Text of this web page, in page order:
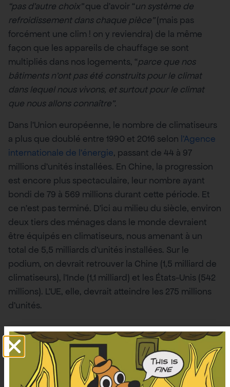
“pas d’autre choix”que d’avoir “un système de
refroidissement dans chaque pièce”(mais pas
forcément une clim ! on y reviendra) de la même
façon que les appareils de chauffage se sont
multipliés dans nos logements, “parce que nos
bâtiments n’ont pas été construits pour le climat
dans lequel nous vivons, et surtout pour le climat
que nous allons connaître”.
Dans l’Union européenne, le nombre de climatiseurs
a plus que doublé entre 1990 et 2016 selon l’Agence
internationale de l’énergie, passant de 44 à 97
millions d’unités installées. En Chine, la progression
est encore plus spectaculaire, leur nombre ayant
bondi de 79 à 569 millions durant cette période. Et
ce n’est pas terminé. D’ici au milieu du siècle, environ
deux tiers des ménages dans le monde devraient
être équipés en climatiseurs, nous amenant à un
total de 5,5 milliards d’unités installées. Sur le
podium, on devrait retrouver la Chine (1,5 milliard de
climatiseurs), l’Inde (1,1 milliard) et les États-Unis (542
millions). L’UE, elle, devrait atteindre les 275 millions
d’unités.